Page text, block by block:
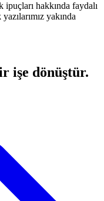
hakkında faydalı
yakında
işe dönüştür.